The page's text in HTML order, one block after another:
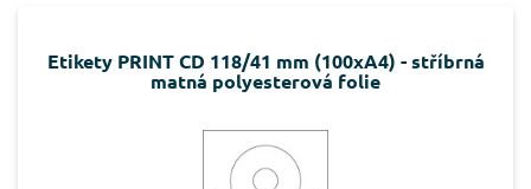
Etikety PRINT CD 118/41 mm (100xA4) - stříbrná
matná polyesterová folie